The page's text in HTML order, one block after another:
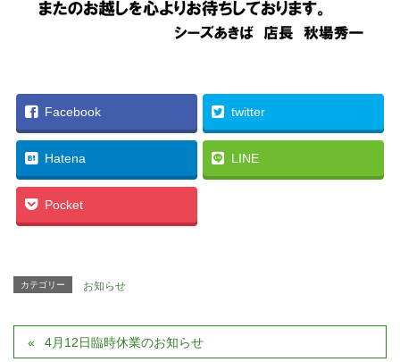
Facebook twitter
Hatena LINE
Pocket
カテゴリー お知らせ
4月12日臨時休業のお知らせ